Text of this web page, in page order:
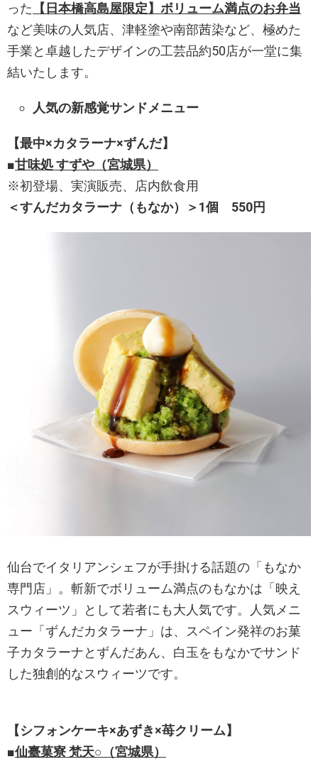
った 【日本橋高島屋限定】ボリューム満点のお弁当
など美味の人気店、津軽塗や南部茜染など、極めた
手業と卓越したデザインの工芸品約50店が一堂に集
結いたします。
人気の新感覚サンドメニュー
【最中×カタラーナ×ずんだ】
■甘味処 すずや（宮城県）
※初登場、実演販売、店内飲食用
＜すんだカタラーナ（もなか）＞1個 550円
仙台でイタリアンシェフが手掛ける話題の「もなか
専門店」。斬新でボリューム満点のもなかは「映え
スウィーツ」として若者にも大人気です。人気メニ
ュー「ずんだカタラーナ」は、スペイン発祥のお菓
子カタラーナとずんだあん、白玉をもなかでサンド
した独創的なスウィーツです。
【シフォンケーキ×あずき×苺クリーム】
■仙臺菓寮 梵天○（宮城県）